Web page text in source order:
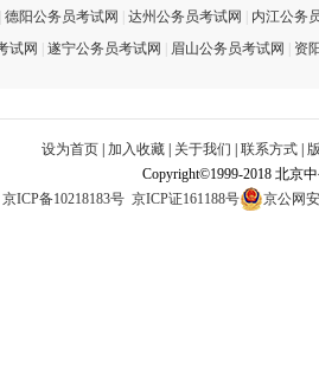
德阳公务员考试网 达州公务员考试网
内江公务
试网 遂宁公务员考试网 眉山公务员考试网 资
设为首页 加入收藏 关于我们 联系方式
Copyright©1999-2018 北京
京ICP备10218183号 京ICP证161188号 京公网